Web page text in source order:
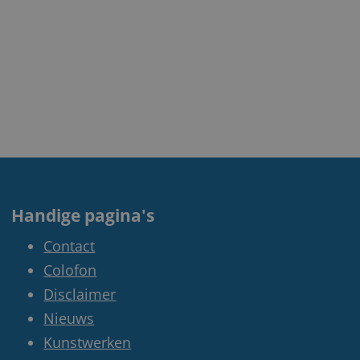
Handige pagina's
Contact
Colofon
Disclaimer
Nieuws
Kunstwerken